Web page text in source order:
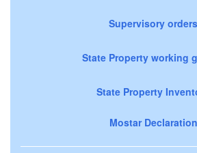
Supervisory orders
State Property working
State Property
Mostar Declaration